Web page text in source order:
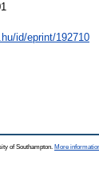
id/eprint/192710
of Southampton. More